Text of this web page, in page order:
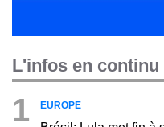
L'infos en continu
1 EUROPE